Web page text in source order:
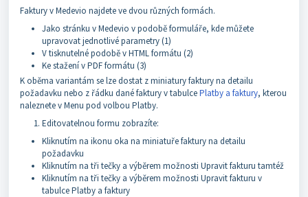
Faktury v Medevio najdete ve dvou různých formách.
Jako stránku v Medevio v podobě formuláře, kde můžete
upravovat jednotlivé parametry (1)
V tisknutelné podobě v HTML formátu (2)
Ke stažení v PDF formátu (3)
K oběma variantám se lze dostat z miniatury faktury na detailu
požadavku nebo z řádku dané faktury v tabulcePlatby a faktury, kterou
naleznete v Menu pod volbou Platby.
Editovatelnou formu zobrazíte:
Kliknutím na ikonu oka na miniatuře faktury na detailu
požadavku
Kliknutím na tři tečky a výběrem možnosti Upravit fakturu tamtéž
Kliknutím na tři tečky a výběrem možnosti Upravit fakturu v
tabulce Platby a faktury